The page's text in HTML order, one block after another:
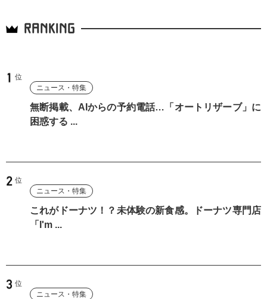
RANKING
ニュース・特集
無断掲載、AIからの予約電話…「オートリザーブ」に
困惑する ...
ニュース・特集
これがドーナツ！？未体験の新食感。ドーナツ専門店
「I'm ...
ニュース・特集